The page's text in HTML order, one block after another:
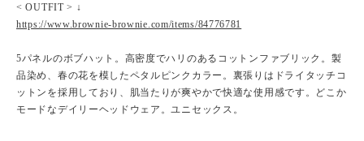
< OUTFIT > ↓
https://www.brownie-brownie.com/items/84776781
5パネルのボブハット。高密度でハリのあるコットンファブリック。製
品染め、春の花を模したペタルピンクカラー。裏張りはドライタッチコ
ットンを採用しており、肌当たりが爽やかで快適な使用感です。どこか
モードなデイリーヘッドウェア。ユニセックス。